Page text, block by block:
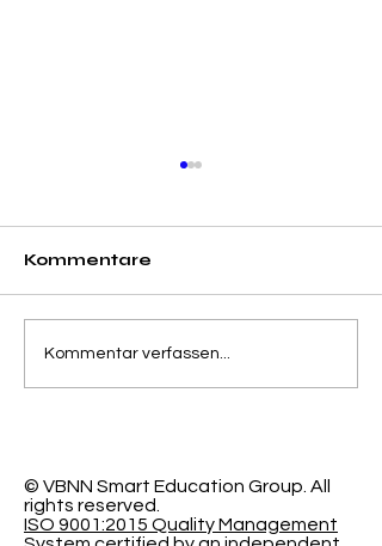
Trennung von
Genauigkeit und
Kommentare
Kommentar verfassen...
© VBNN Smart Education Group. All
rights reserved.
ISO 9001:2015 Quality Management